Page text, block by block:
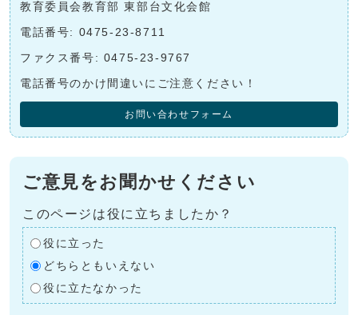
教育委員会教育部 東部台文化会館
電話番号: 0475-23-8711
ファクス番号: 0475-23-9767
電話番号のかけ間違いにご注意ください！
お問い合わせフォーム
ご意見をお聞かせください
このページは役に立ちましたか？
役に立った
どちらともいえない
役に立たなかった